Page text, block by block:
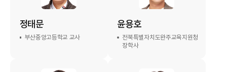
정태문
부산중앙고등학교 교사
윤용호
전북특별자치도완주교육지원청
장학사